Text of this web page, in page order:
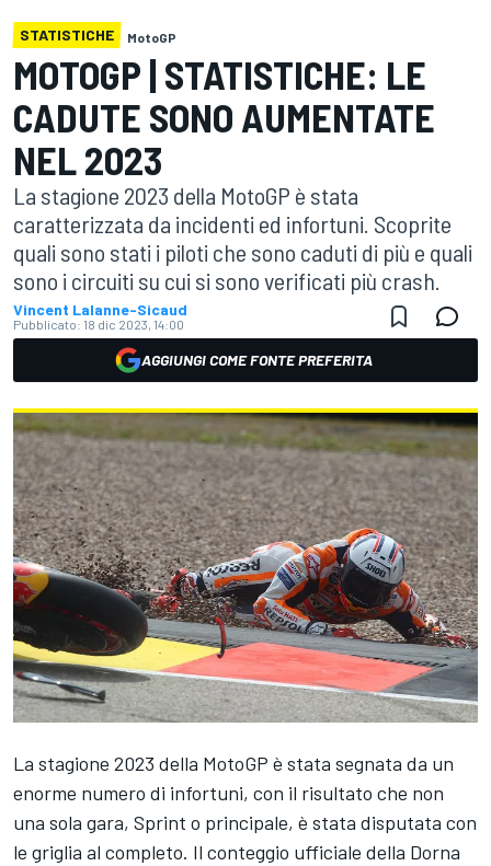
STATISTICHE MotoGP
MOTOGP | STATISTICHE: LE
CADUTE SONO AUMENTATE
NEL 2023
La stagione 2023 della MotoGP è stata
caratterizzata da incidenti ed infortuni. Scoprite
quali sono stati i piloti che sono caduti di più e quali
sono i circuiti su cui si sono verificati più crash.
Vincent Lalanne-Sicaud
Pubblicato: 18 dic 2023, 14:00
AGGIUNGI COME FONTE PREFERITA
La stagione 2023 della MotoGP è stata segnata da un
enorme numero di infortuni, con il risultato che non
una sola gara, Sprint o principale, è stata disputata con
le griglia al completo. Il conteggio ufficiale della Dorna